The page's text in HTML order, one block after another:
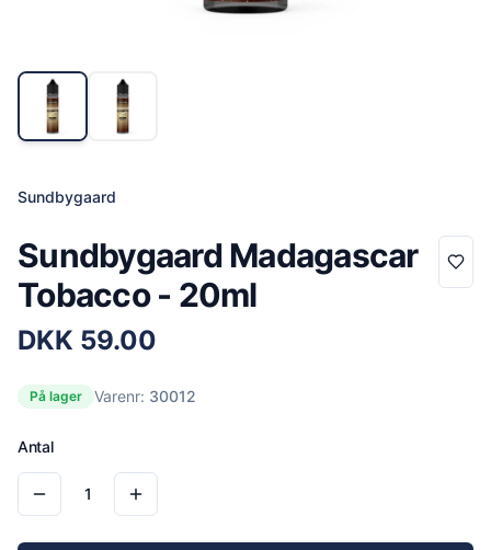
Sundbygaard
Sundbygaard Madagascar
Tobacco - 20ml
DKK 59.00
På lager Varenr: 30012
Antal
1